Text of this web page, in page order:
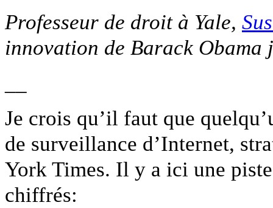
Professeur de droit à Yale,
innovation de Barack Obama
Je crois qu’il faut que
de surveillance d’Internet,
York Times. Il y a ici une
chiffrés: